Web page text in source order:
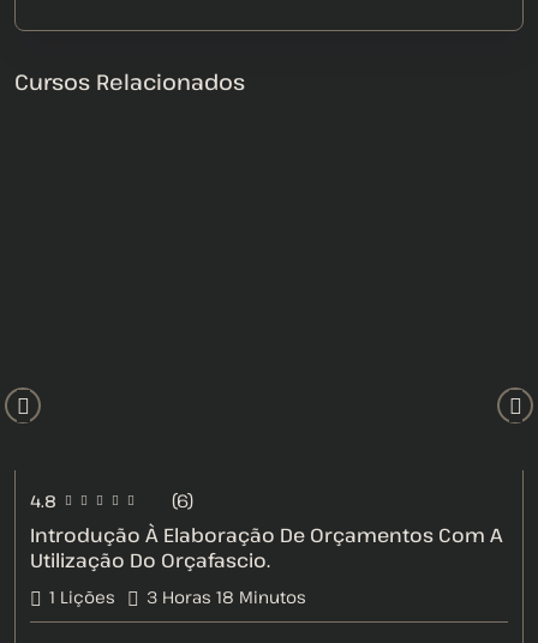
Cursos Relacionados
4.8 (6)
Introdução À Elaboração De Orçamentos Com A
Utilização Do Orçafascio.
1 Lições 3 Horas 18 Minutos